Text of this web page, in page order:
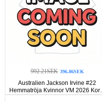
992.21SEK 396.86SEK
Australien Jackson Irvine #22
Hemmatröja Kvinnor VM 2026 Korta
ärmar